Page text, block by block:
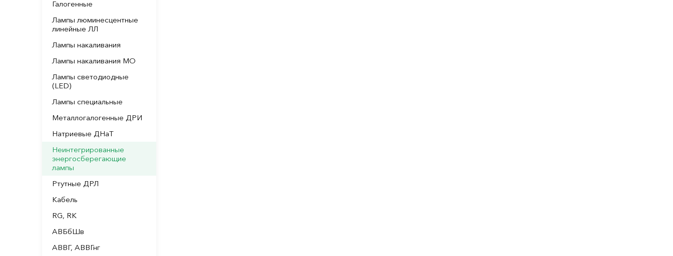
Галогенные
Лампы люминесцентные
линейные ЛЛ
Лампы накаливания
Лампы накаливания МО
Лампы светодиодные
(LED)
Лампы специальные
Металлогалогенные ДРИ
Натриевые ДНаТ
Неинтегрированные
энергосберегающие
лампы
Ртутные ДРЛ
Кабель
RG, RK
АВБбШв
АВВГ, АВВГнг